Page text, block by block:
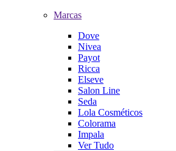
Marcas
Dove
Nivea
Payot
Ricca
Elseve
Salon Line
Seda
Lola Cosméticos
Colorama
Impala
Ver Tudo